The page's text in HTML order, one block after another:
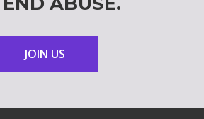
JOIN US